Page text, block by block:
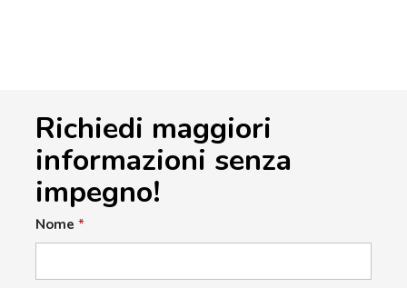
Richiedi maggiori
informazioni senza
impegno!
Nome *